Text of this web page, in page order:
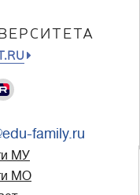
family.ru
МУ
МО